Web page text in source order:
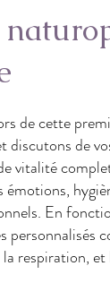
de cette
discutons de
vitalité
En
personnalisés
respiration,